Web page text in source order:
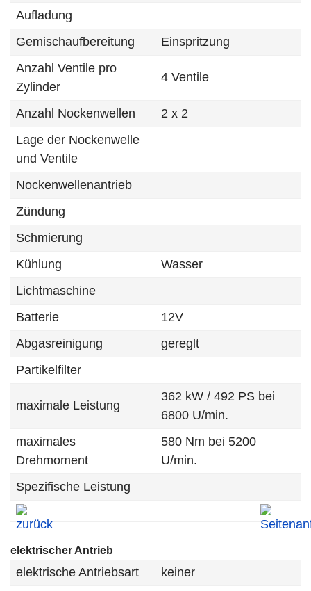
Aufladung
Gemischaufbereitung
Einspritzung
Anzahl Ventile pro
Zylinder
4 Ventile
Anzahl Nockenwellen
2 x 2
Lage der Nockenwelle
und Ventile
Nockenwellenantrieb
Zündung
Schmierung
Kühlung
Wasser
Lichtmaschine
Batterie
12V
Abgasreinigung
gereglt
Partikelfilter
maximale Leistung
362 kW / 492 PS bei
6800 U/min.
maximales
Drehmoment
580 Nm bei 5200
U/min.
Spezifische Leistung
elektrischer Antrieb
elektrische Antriebsart
keiner